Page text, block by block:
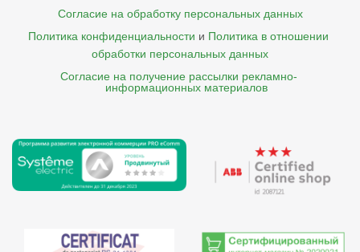
Согласие на обработку персональных данных
Политика конфиденциальности и Политика в отношении
обработки персональных данных
Согласие на получение рассылки рекламно-
    информационных материалов